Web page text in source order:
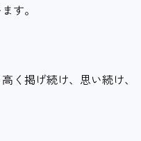
す。
く掲げ続け、思い続け、